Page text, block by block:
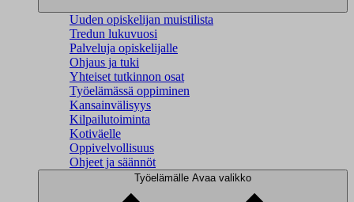
Uuden opiskelijan muistilista
Tredun lukuvuosi
Palveluja opiskelijalle
Ohjaus ja tuki
Yhteiset tutkinnon osat
Työelämässä oppiminen
Kansainvälisyys
Kilpailutoiminta
Kotiväelle
Oppivelvollisuus
Ohjeet ja säännöt
Työelämälle Avaa valikko